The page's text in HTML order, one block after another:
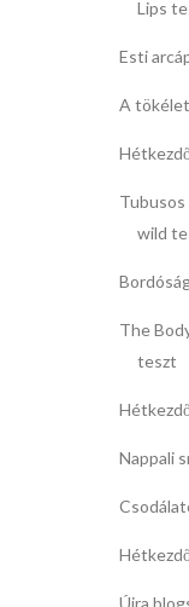
Lips
Esti
A
Tubusos
wild
The
teszt
Nappali
Újra